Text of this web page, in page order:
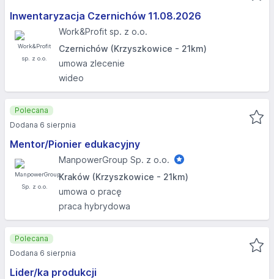
Inwentaryzacja Czernichów 11.08.2026​
Work&Profit sp. z o.o.
Czernichów (Krzyszkowice - 21km)
umowa zlecenie
wideo
Mentor/Pionier edukacyjny
ManpowerGroup Sp. z o.o.
Kraków (Krzyszkowice - 21km)
umowa o pracę
praca hybrydowa
Polecana
Dodana 6 sierpnia
Lider/ka produkcji
Polecana
Dodana 6 sierpnia